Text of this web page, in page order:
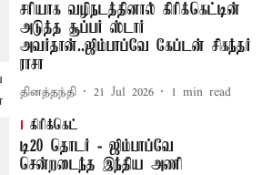
சரியாக வழிநடத்தினால் கிரிக்கெட்டின்
அடுத்த சூப்பர் ஸ்டார்
அவர்தான்..ஜிம்பாப்வே கேப்டன் சிகந்தர்
ராசா
தினத்தந்தி 21 Jul 2026 1 min read
கிரிக்கெட்
டி20 தொடர் - ஜிம்பாப்வே
சென்றடைந்த இந்திய அணி